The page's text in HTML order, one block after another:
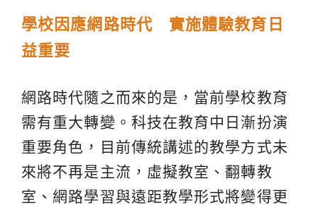
學校因應網路時代 實施體驗教育日
益重要
網路時代隨之而來的是，當前學校教育
需有重大轉變。科技在教育中日漸扮演
重要角色，目前傳統講述的教學方式未
來將不再是主流，虛擬教室、翻轉教
室、網路學習與遠距教學形式將變得更